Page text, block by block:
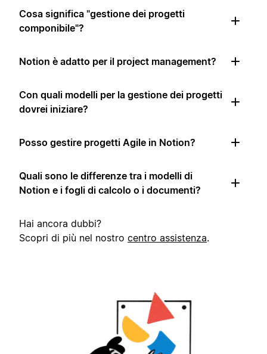
Cosa significa "gestione dei progetti
componibile"?
Notion è adatto per il project management?
Con quali modelli per la gestione dei progetti
dovrei iniziare?
Posso gestire progetti Agile in Notion?
Quali sono le differenze tra i modelli di
Notion e i fogli di calcolo o i documenti?
Hai ancora dubbi?
Scopri di più nel nostro centro assistenza.